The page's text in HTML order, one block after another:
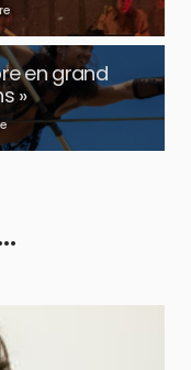
en grand
»